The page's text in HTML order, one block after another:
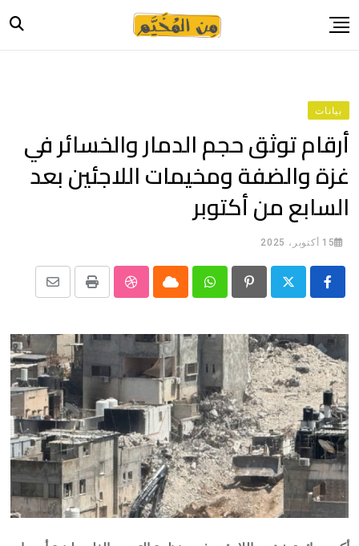
to
حياة
صورة وحكاية
قصة وسيرة
فيديو
المدونة
بيانات
بيانات
أرقام توثق حجم الدمار والخسائر في
غزة والضفة ومخيمات اللاجئين بعد
السابع من أكتوبر
15 أكتوبر، 2025
Pinterest
Whatsapp
Cloud
StumbleUpon
Print
Share
Email